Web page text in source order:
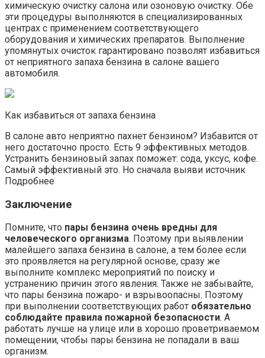
химическую очистку салона или озоновую очистку. Обе
эти процедуры выполняются в специализированных
центрах с применением соответствующего
оборудования и химических препаратов. Выполнение
упомянутых очисток гарантировано позволят избавиться
от неприятного запаха бензина в салоне вашего
автомобиля.
Как избавиться от запаха бензина
В салоне авто неприятно пахнет бензином? Избавится от
него достаточно просто. Есть 9 эффективных методов.
Устранить бензиновый запах поможет: сода, уксус, кофе.
Самый эффективный это. Но сначала выяви источник
Подробнее
Заключение
Помните, что пары бензина очень вредны для
человеческого организма. Поэтому при выявлении
малейшего запаха бензина в салоне, а тем более если
это проявляется на регулярной основе, сразу же
выполните комплекс мероприятий по поиску и
устранению причин этого явления. Также не забывайте,
что пары бензина пожаро- и взрывоопасны. Поэтому
при выполнении соответствующих работ обязательно
соблюдайте правила пожарной безопасности. А
работать лучше на улице или в хорошо проветриваемом
помещении, чтобы пары бензина не попадали в ваш
организм.